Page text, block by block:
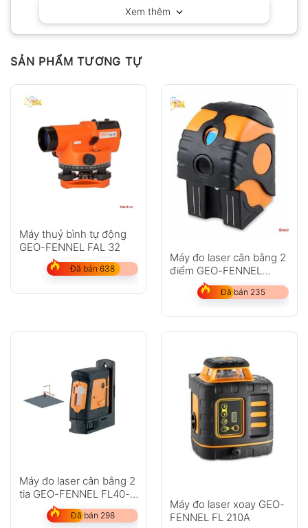
Chưa có đánh giá nào.
Hỏi đáp
Xem thêm
SẢN PHẨM TƯƠNG TỰ
Máy thuỷ bình tự động
GEO-FENNEL FAL 32
Đã bán 638
Máy đo laser cân bằng 2
điểm GEO-FENNEL
Duo-Pointer
Đã bán 235
Máy đo laser cân bằng 2
tia GEO-FENNEL FL40-
pocket II
Đã bán 298
Máy đo laser xoay GEO-
FENNEL FL 210A